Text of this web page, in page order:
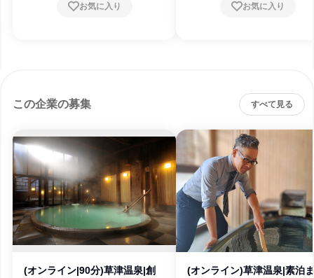
お気に入り お気に入り
この企業の募集 すべて見る
(オンライン|90分)草津温泉|創
(オンライン)草津温泉|素泊